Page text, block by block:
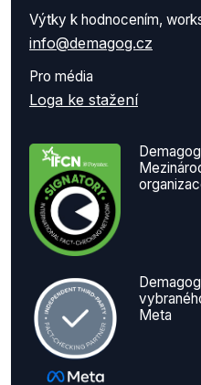
Výtky k hodnocením,
info@demagog.cz
Pro média
Loga ke stažení
Meta